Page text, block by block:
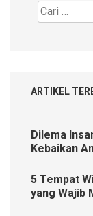
Cari
untuk:
ARTIKEL
Dilema
Kebaikan
5 Tempat
yang Wajib